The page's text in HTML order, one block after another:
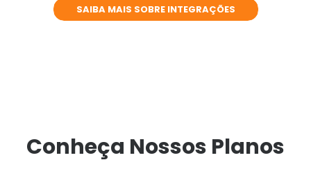
SAIBA MAIS SOBRE INTEGRAÇÕES
Conheça Nossos Planos